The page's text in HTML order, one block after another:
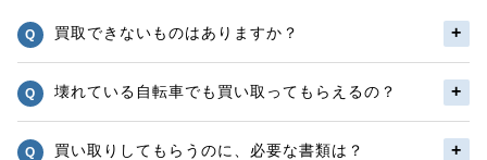
買取できないものはありますか？
壊れている自転車でも買い取ってもらえるの？
買い取りしてもらうのに、必要な書類は？